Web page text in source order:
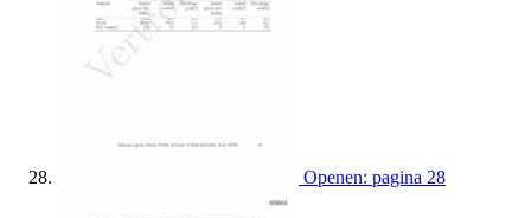
Openen: pagina 28